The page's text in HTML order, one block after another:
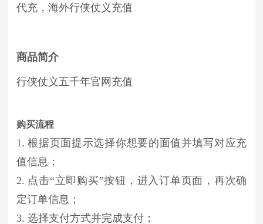
代充，海外行侠仗义充值
商品简介
行侠仗义五千年官网充值
购买流程
1. 根据页面提示选择你想要的面值并填写对应充
值信息；
2. 点击“立即购买”按钮，进入订单页面，再次确
定订单信息；
3. 选择支付方式并完成支付；